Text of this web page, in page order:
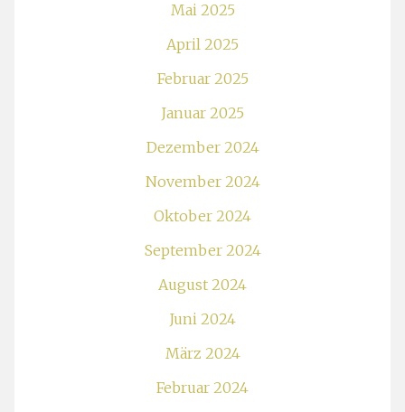
Mai 2025
April 2025
Februar 2025
Januar 2025
Dezember 2024
November 2024
Oktober 2024
September 2024
August 2024
Juni 2024
März 2024
Februar 2024